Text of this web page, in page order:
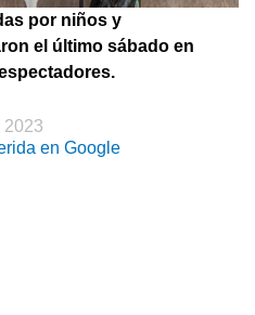
por niños y
el último sábado en
2023